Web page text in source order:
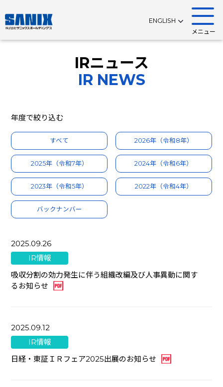
ENGLISH
メニュー
IRニュース
IR NEWS
年度で絞り込む
すべて 2026年（令和8年）
2025年（令和7年） 2024年（令和6年）
2023年（令和5年） 2022年（令和4年）
バックナンバー
2025.09.26
IR情報
吸収分割の効力発生に伴う組織改編及び人事異動に関す
るお知らせ
2025.09.12
IR情報
日経・東証ＩＲフェア2025出展のお知らせ